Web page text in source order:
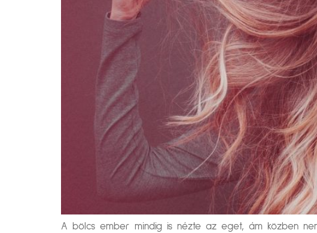
A bölcs ember mindig is nézte az eget, ám közben